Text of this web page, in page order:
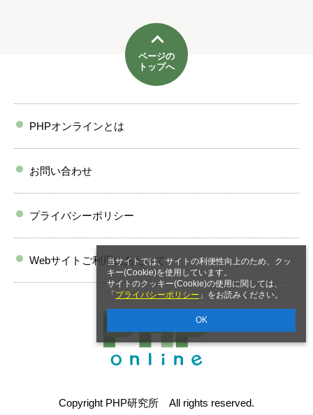
当サイトでは、サイトの利便性向上のため、クッ
キー(Cookie)を使用しています。
サイトのクッキー(Cookie)の使用に関しては、
「 プライバシーポリシー 」をお読みください。
OK
ページの
トップへ
PHPオンラインとは
お問い合わせ
プライバシーポリシー
Webサイトご利用にあたって
Copyright PHP研究所 All rights reserved.